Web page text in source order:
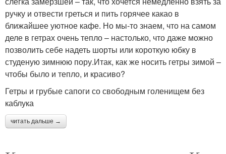
ручку и отвести греться и пить горячее какао в
ближайшее уютное кафе. Но мы-то знаем, что на самом
деле в гетрах очень тепло – настолько, что даже можно
позволить себе надеть шорты или короткую юбку в
студеную зимнюю пору.Итак, как же носить гетры зимой –
чтобы было и тепло, и красиво?
Гетры и грубые сапоги со свободным голенищем без
каблука
читать дальше →